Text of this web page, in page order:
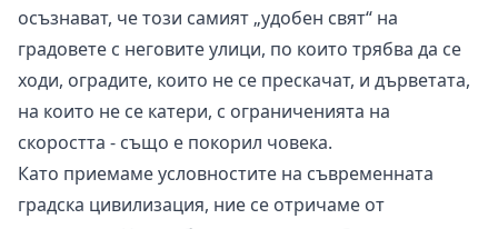
осъзнават, че този самият „удобен свят“ на
градовете с неговите улици, по които трябва да се
ходи, оградите, които не се прескачат, и дърветата,
на които не се катери, с ограниченията на
скоростта - също е покорил човека.
Като приемаме условностите на съвременната
градска цивилизация, ние се отричаме от